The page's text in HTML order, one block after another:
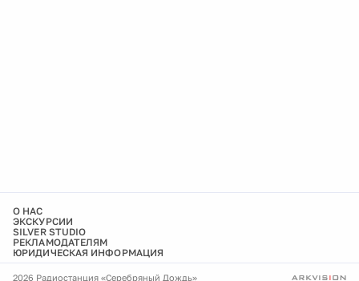
О НАС
ЭКСКУРСИИ
SILVER STUDIO
РЕКЛАМОДАТЕЛЯМ
ЮРИДИЧЕСКАЯ ИНФОРМАЦИЯ
2026 Радиостанция «Серебряный Дождь»